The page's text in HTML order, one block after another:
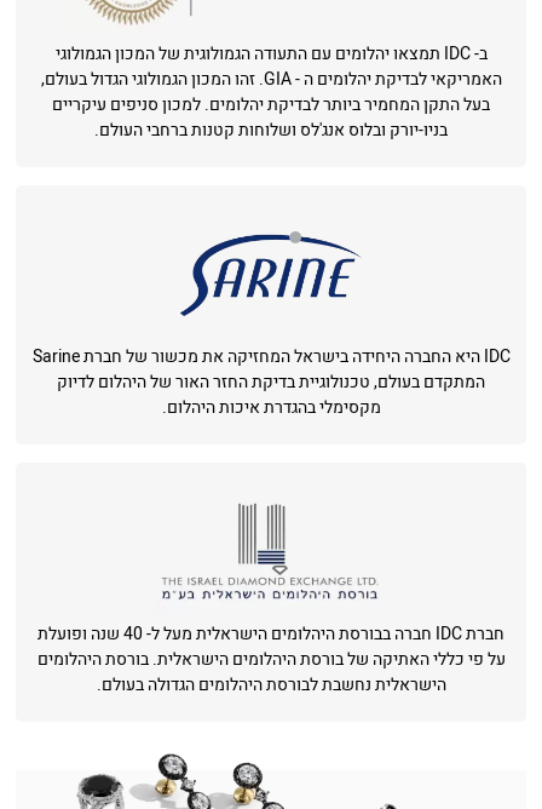
ב- IDC תמצאו יהלומים עם התעודה הגמולוגית של המכון הגמולוגי
האמריקאי לבדיקת יהלומים ה - GIA. זהו המכון הגמולוגי הגדול בעולם,
בעל התקן המחמיר ביותר לבדיקת יהלומים. למכון סניפים עיקריים
בניו-יורק ובלוס אנג'לס ושלוחות קטנות ברחבי העולם.
IDC היא החברה היחידה בישראל המחזיקה את מכשור של חברת Sarine
המתקדם בעולם, טכנולוגיית בדיקת החזר האור של היהלום לדיוק
מקסימלי בהגדרת איכות היהלום.
חברת IDC חברה בבורסת היהלומים הישראלית מעל ל- 40 שנה ופועלת
על פי כללי האתיקה של בורסת היהלומים הישראלית. בורסת היהלומים
הישראלית נחשבת לבורסת היהלומים הגדולה בעולם.